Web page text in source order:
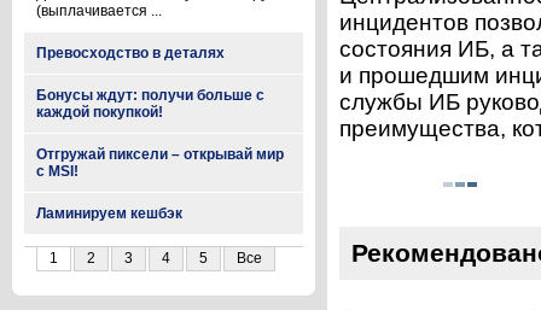
(выплачивается ...
Превосходство в деталях
Бонусы ждут: получи больше с
каждой покупкой!
Отгружай пиксели – открывай мир
с MSI!
Ламинируем кешбэк
1 2 3 4 5 Все
инцидентов
состояния ИБ, а
и прошедшим
службы ИБ
преимущества,